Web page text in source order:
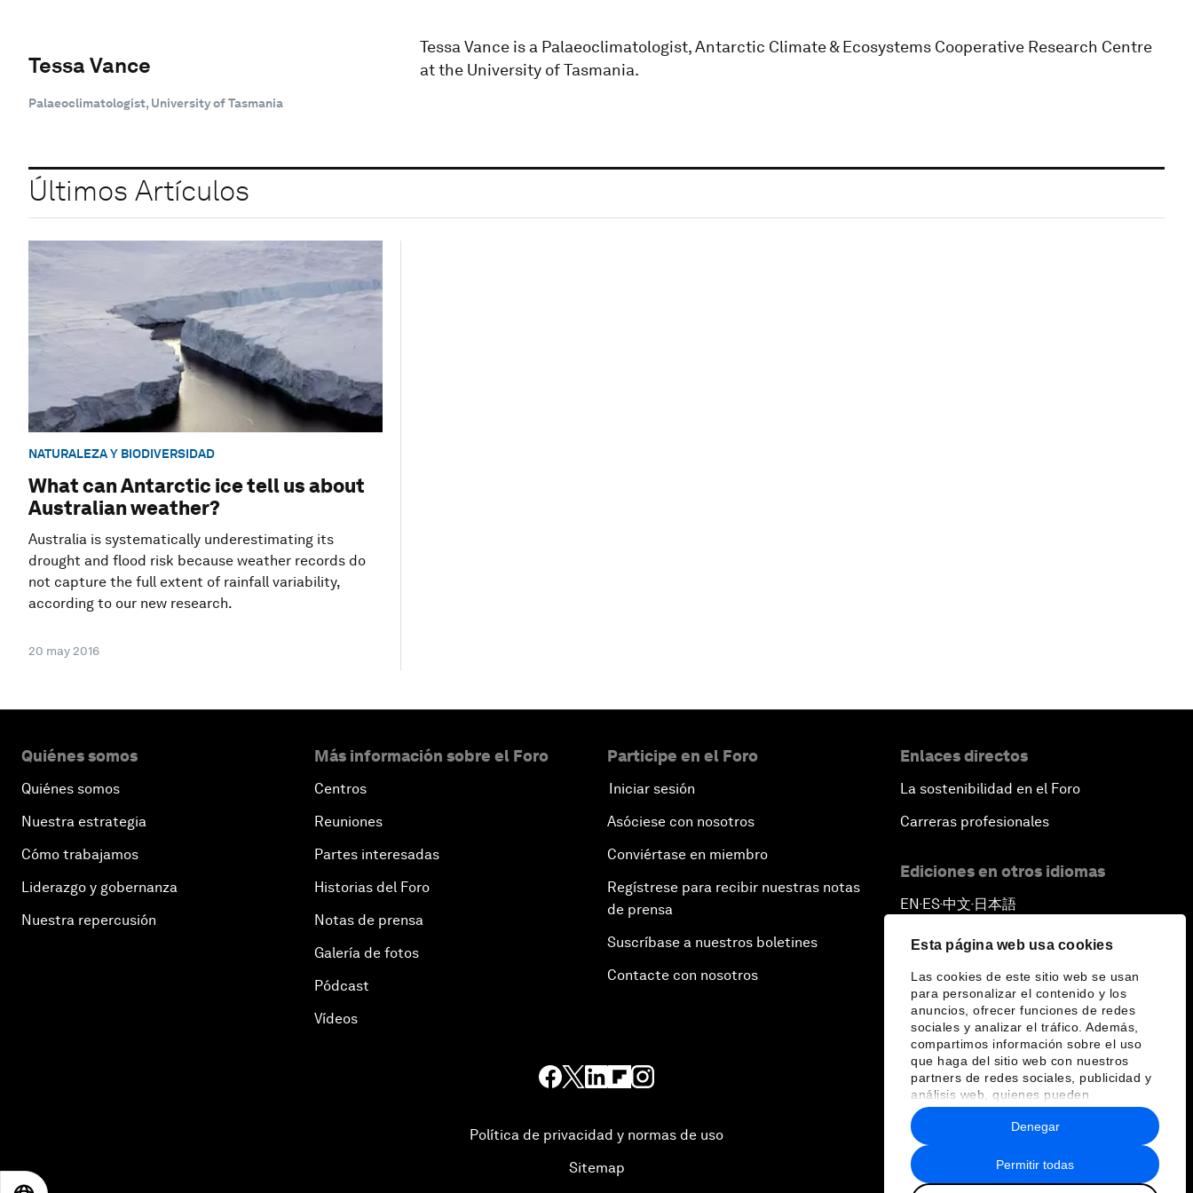
Esta página web usa cookies
Las cookies de este sitio web se usan
para personalizar el contenido y los
anuncios, ofrecer funciones de redes
sociales y analizar el tráfico. Además,
compartimos información sobre el uso
que haga del sitio web con nuestros
partners de redes sociales, publicidad y
análisis web, quienes pueden
combinarla con otra información que les
haya proporcionado o que hayan
recopilado a partir del uso que haya
hecho de sus servicios.
Permitir todas
Denegar
Tessa Vance
Palaeoclimatologist, University of Tasmania
Tessa Vance is a Palaeoclimatologist, Antarctic Climate & Ecosystems Cooperative Research Centre
at the University of Tasmania.
Últimos Artículos
NATURALEZA Y BIODIVERSIDAD
What can Antarctic ice tell us about
Australian weather?
Australia is systematically underestimating its
drought and flood risk because weather records do
not capture the full extent of rainfall variability,
according to our new research.
20 may 2016
Quiénes somos
Quiénes somos
Nuestra estrategia
Cómo trabajamos
Liderazgo y gobernanza
Nuestra repercusión
Más información sobre el Foro
Centros
Reuniones
Partes interesadas
Historias del Foro
Notas de prensa
Galería de fotos
Pódcast
Vídeos
Participe en el Foro
Iniciar sesión
Asóciese con nosotros
Conviértase en miembro
Regístrese para recibir nuestras notas
de prensa
Suscríbase a nuestros boletines
Contacte con nosotros
Enlaces directos
La sostenibilidad en el Foro
Carreras profesionales
Ediciones en otros idiomas
EN ▪ ES▪中文▪ 日本語
Política de privacidad y normas de uso
Sitemap